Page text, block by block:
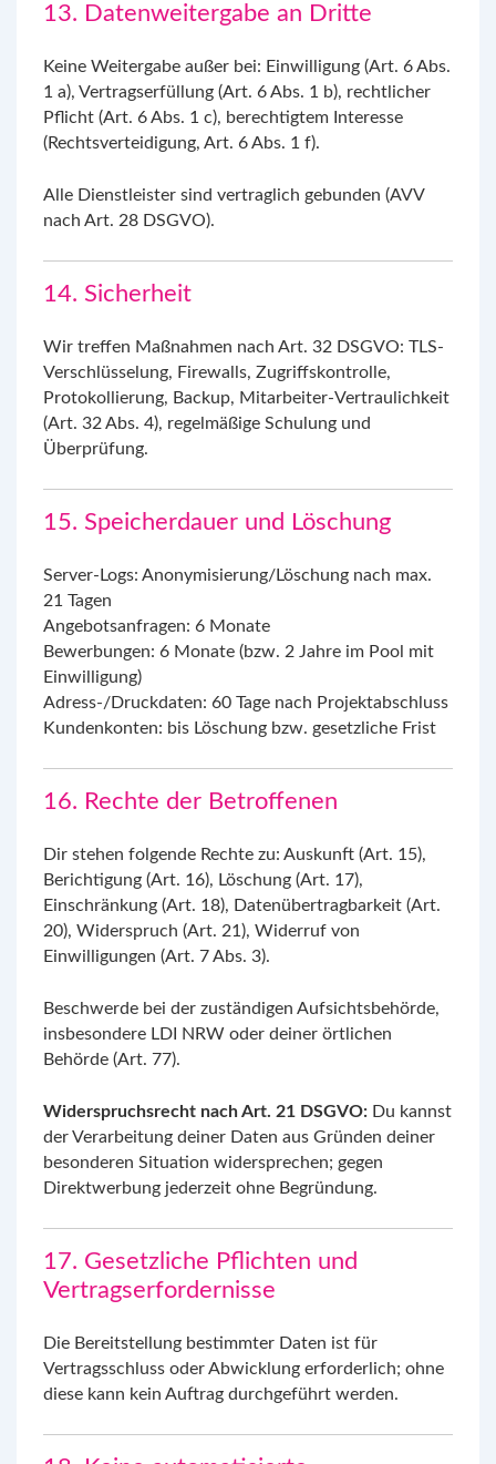
13. Datenweitergabe an Dritte
Keine Weitergabe außer bei: Einwilligung (Art. 6 Abs.
1 a), Vertragserfüllung (Art. 6 Abs. 1 b), rechtlicher
Pflicht (Art. 6 Abs. 1 c), berechtigtem Interesse
(Rechtsverteidigung, Art. 6 Abs. 1 f).
Alle Dienstleister sind vertraglich gebunden (AVV
nach Art. 28 DSGVO).
14. Sicherheit
Wir treffen Maßnahmen nach Art. 32 DSGVO: TLS-
Verschlüsselung, Firewalls, Zugriffskontrolle,
Protokollierung, Backup, Mitarbeiter-Vertraulichkeit
(Art. 32 Abs. 4), regelmäßige Schulung und
Überprüfung.
15. Speicherdauer und Löschung
Server-Logs: Anonymisierung/Löschung nach max.
21 Tagen
Angebotsanfragen: 6 Monate
Bewerbungen: 6 Monate (bzw. 2 Jahre im Pool mit
Einwilligung)
Adress-/Druckdaten: 60 Tage nach Projektabschluss
Kundenkonten: bis Löschung bzw. gesetzliche Frist
16. Rechte der Betroffenen
Dir stehen folgende Rechte zu: Auskunft (Art. 15),
Berichtigung (Art. 16), Löschung (Art. 17),
Einschränkung (Art. 18), Datenübertragbarkeit (Art.
20), Widerspruch (Art. 21), Widerruf von
Einwilligungen (Art. 7 Abs. 3).
Beschwerde bei der zuständigen Aufsichtsbehörde,
insbesondere LDI NRW oder deiner örtlichen
Behörde (Art. 77).
Widerspruchsrecht nach Art. 21 DSGVO: Du kannst
der Verarbeitung deiner Daten aus Gründen deiner
besonderen Situation widersprechen; gegen
Direktwerbung jederzeit ohne Begründung.
17. Gesetzliche Pflichten und
Vertragserfordernisse
Die Bereitstellung bestimmter Daten ist für
Vertragsschluss oder Abwicklung erforderlich; ohne
diese kann kein Auftrag durchgeführt werden.